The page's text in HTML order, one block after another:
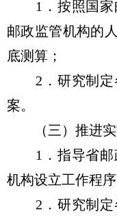
1．按照国家
邮政监管机构的
底测算；
2．研究制定
案。
（三）推进实
1．指导省邮
机构设立工作程序
2．研究制定